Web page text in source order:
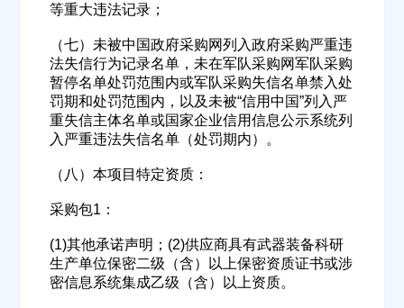
等重大违法记录；
（七）未被中国政府采购网列入政府采购严重违
法失信行为记录名单，未在军队采购网军队采购
暂停名单处罚范围内或军队采购失信名单禁入处
罚期和处罚范围内，以及未被“信用中国”列入严
重失信主体名单或国家企业信用信息公示系统列
入严重违法失信名单（处罚期内）。
（八）本项目特定资质：
采购包1：
(1)其他承诺声明；(2)供应商具有武器装备科研
生产单位保密二级（含）以上保密资质证书或涉
密信息系统集成乙级（含）以上资质。